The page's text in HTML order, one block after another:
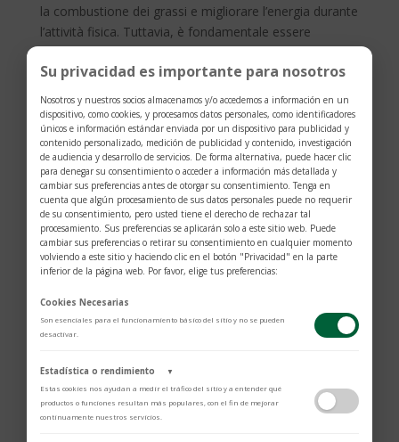
la combustione dei grassi e migliorare l’energia durante
l’attività fisica. Tuttavia, è fondamentale essere
consapevoli dei rischi legati al sovradosaggio di tali
integratori.
Con un ordine di anabolizzanti nello shop
https://negoziopercarrozzieri.com/investi nel tuo
corpo, nella tua forza e nelle tue prestazioni sportive –
senza rischi inutili.
Rischi Associati al Sovradosaggio
Il sovradosaggio di integratori brucia grassi può
portare a effetti collaterali gravi. Ecco alcuni dei rischi
più comuni:
di stimolanti come la caffeina può provocare aumento
della pressione sanguigna, battito cardiaco irregolare
Nausea, vomito e diarrea
possono essere conseguenze dirette di un uso
Su privacidad es importante para nosotros
Nosotros y nuestros socios almacenamos y/o accedemos a información en un
dispositivo, como cookies, y procesamos datos personales, como identificadores
únicos e información estándar enviada por un dispositivo para publicidad y
contenido personalizado, medición de publicidad y contenido, investigación
de audiencia y desarrollo de servicios. De forma alternativa, puede hacer clic
para denegar su consentimiento o acceder a información más detallada y
cambiar sus preferencias antes de otorgar su consentimiento. Tenga en
cuenta que algún procesamiento de sus datos personales puede no requerir
de su consentimiento, pero usted tiene el derecho de rechazar tal
procesamiento. Sus preferencias se aplicarán solo a este sitio web. Puede
cambiar sus preferencias o retirar su consentimiento en cualquier momento
volviendo a este sitio y haciendo clic en el botón "Privacidad" en la parte
inferior de la página web. Por favor, elige tus preferencias:
Cookies Necesarias
Son esenciales para el funcionamiento básico del sitio y no se pueden
desactivar.
Estadística o rendimiento
▼
Estas cookies nos ayudan a medir el tráfico del sitio y a entender qué
productos o funciones resultan más populares, con el fin de mejorar
continuamente nuestros servicios.